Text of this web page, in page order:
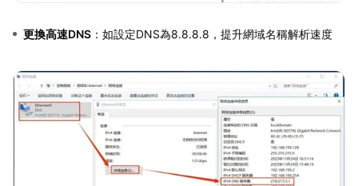
更換高速DNS ：如設定DNS為8.8.8.8，提升網域名稱解析速度